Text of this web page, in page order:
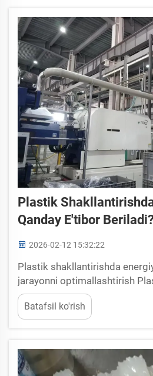
qoldiqlarning yig'ilishini
Plastik
Qanday E'tibor
2026-02-12 15:32:22
Plastik shakllantirishda
jarayonni optimallashtirish
operatsiyalari jahonda
energiyasining 5–10% ini
sababli xarajatlarni nazorat
muhimdir. Zamonaviy
Batafsil ko'rish